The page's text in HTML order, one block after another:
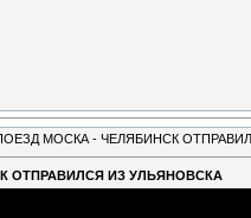
МОСКА - ЧЕЛЯБИНСК
ОТПРАВИЛСЯ ИЗ УЛЬЯНОВСКА